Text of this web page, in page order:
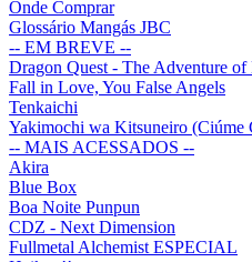
Onde Comprar
Glossário Mangás JBC
-- EM BREVE --
Dragon Quest - The Adventure of
Fall in Love, You False Angels
Tenkaichi
Yakimochi wa Kitsuneiro (Ciúme
-- MAIS ACESSADOS --
Akira
Blue Box
Boa Noite Punpun
CDZ - Next Dimension
Fullmetal Alchemist ESPECIAL